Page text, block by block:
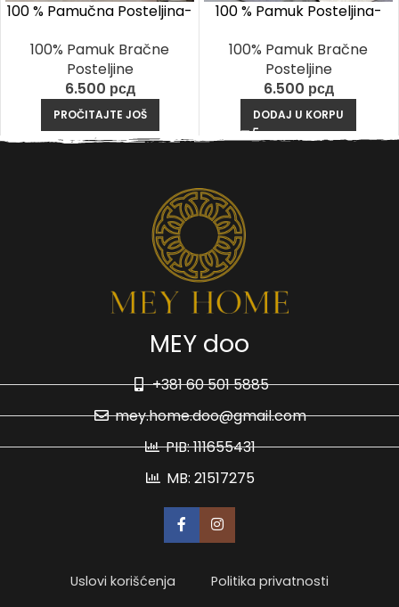
100 % Pamučna Posteljina-
100% Pamuk Bračne
Posteljine
6.500 рсд
PROČITAJTE JOŠ
100 % Pamuk Posteljina-
100% Pamuk Bračne
Posteljine
6.500 рсд
DODAJ U KORPU
MEY doo
+381 60 501 5885
mey.home.doo@gmail.com
PIB: 111655431
MB: 21517275
Uslovi korišćenja Politika privatnosti